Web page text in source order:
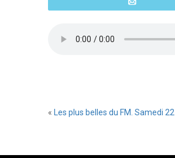
« Les plus belles du FM. Samedi